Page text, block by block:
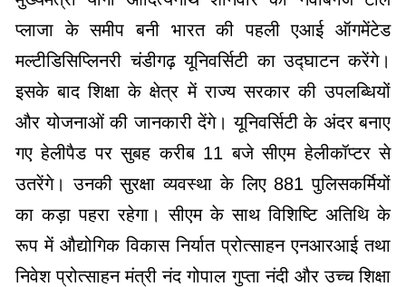
प्लाजा के समीप बनी भारत की पहली एआई ऑगमेंटेड
मल्टीडिसिप्लिनरी चंडीगढ़ यूनिवर्सिटी का उद्घाटन करेंगे।
इसके बाद शिक्षा के क्षेत्र में राज्य सरकार की उपलब्धियों
और योजनाओं की जानकारी देंगे। यूनिवर्सिटी के अंदर बनाए
गए हेलीपैड पर सुबह करीब 11 बजे सीएम हेलीकॉप्टर से
उतरेंगे। उनकी सुरक्षा व्यवस्था के लिए 881 पुलिसकर्मियों
का कड़ा पहरा रहेगा। सीएम के साथ विशिष्टि अतिथि के
रूप में औद्योगिक विकास निर्यात प्रोत्साहन एनआरआई तथा
निवेश प्रोत्साहन मंत्री नंद गोपाल गुप्ता नंदी और उच्च शिक्षा